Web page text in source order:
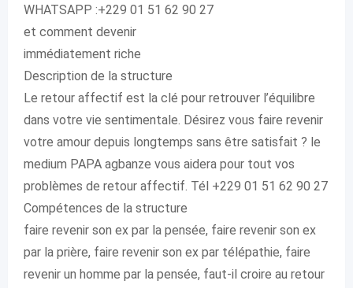
WHATSAPP :+229 01 51 62 90 27
et comment devenir
immédiatement riche
Description de la structure
Le retour affectif est la clé pour retrouver l’équilibre
dans votre vie sentimentale. Désirez vous faire revenir
votre amour depuis longtemps sans être satisfait ? le
medium PAPA agbanze vous aidera pour tout vos
problèmes de retour affectif. Tél +229 01 51 62 90 27
Compétences de la structure
faire revenir son ex par la pensée, faire revenir son ex
par la prière, faire revenir son ex par télépathie, faire
revenir un homme par la pensée, faut-il croire au retour